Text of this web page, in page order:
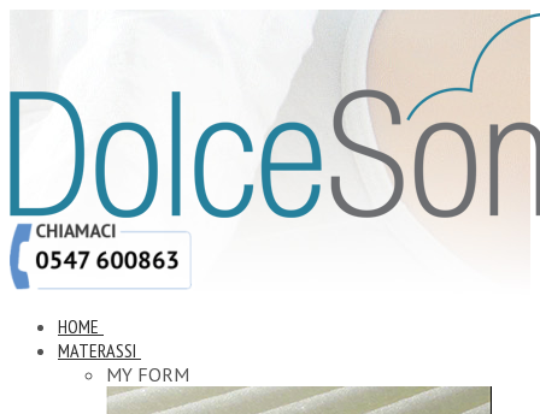
HOME
MATERASSI
MY FORM